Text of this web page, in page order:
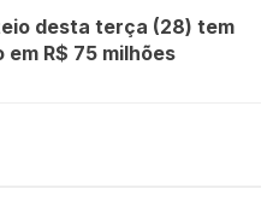
desta terça (28) tem
R$ 75 milhões